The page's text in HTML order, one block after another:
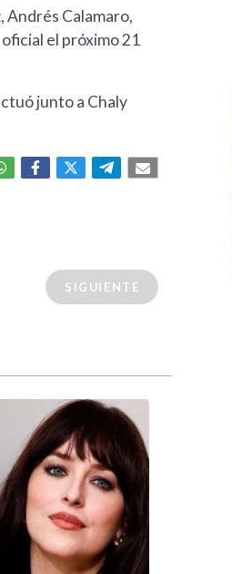
Andrés Calamaro,
el próximo 21
junto a Chaly
SIGUIENTE